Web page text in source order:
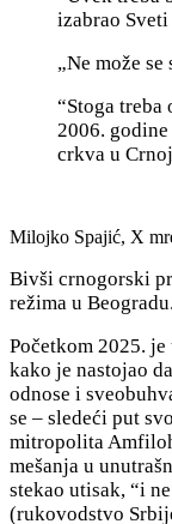
izabrao
„Ne može
“Stoga
2006.
crkva u
Milojko Spajić, X
Bivši crnogorski
režima u Beogradu.
Početkom 2025.
kako je nastojao
odnose i
se – sledeći put
mitropolita
mešanja u
stekao utisak, “i
(rukovodstvo